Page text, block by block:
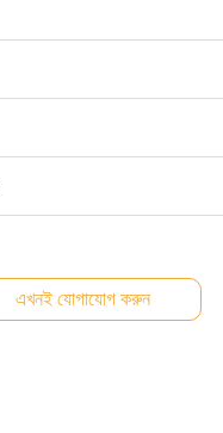
এখনই যোগাযোগ করুন